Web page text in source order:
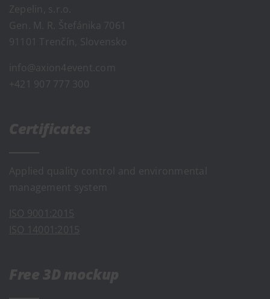
Zepelin, s.r.o.
Gen. M. R. Štefánika 7061
91101 Trenčín, Slovensko
info@axion4event.com
+421 907 777 300
Certificates
Applied quality control and environmental
management system
ISO 9001:2015
ISO 14001:2015
Free 3D mockup